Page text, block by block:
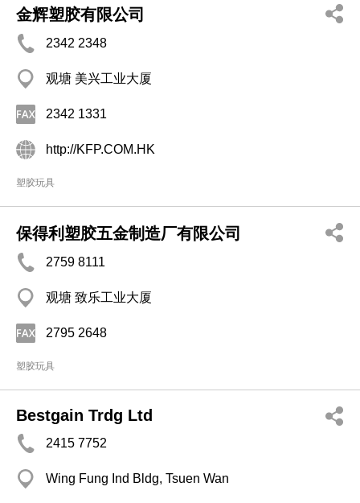
金辉塑胶有限公司
2342 2348
观塘 美兴工业大厦
2342 1331
http://KFP.COM.HK
塑胶玩具
保得利塑胶五金制造厂有限公司
2759 8111
观塘 致乐工业大厦
2795 2648
塑胶玩具
Bestgain Trdg Ltd
2415 7752
Wing Fung Ind Bldg, Tsuen Wan